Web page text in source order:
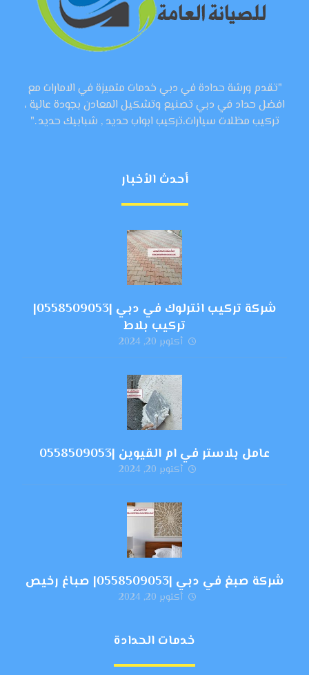
"تقدم ورشة حدادة في دبي خدمات متميزة في الامارات مع
افضل حداد في دبي تصنيع وتشكيل المعادن بجودة عالية ،
تركيب مظلات سيارات،تركيب ابواب حديد , شبابيك حديد ."
أحدث الأخبار
شركة تركيب انترلوك في دبي |0558509053|
تركيب بلاط
أكتوبر 20, 2024
عامل بلاستر في ام القيوين |0558509053
أكتوبر 20, 2024
شركة صبغ في دبي |0558509053| صباغ رخيص
أكتوبر 20, 2024
خدمات الحدادة